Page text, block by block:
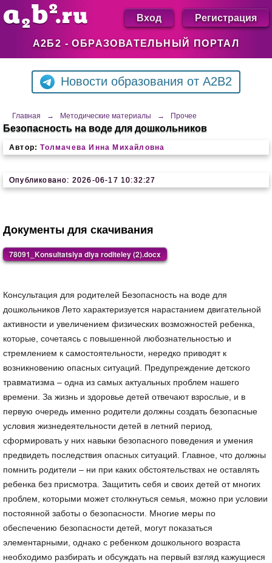
А2Б2 - ОБРАЗОВАТЕЛЬНЫЙ ПОРТАЛ
Вход Регистрация
Новости образования от A2B2
Главная → Методические материалы → Прочее
Безопасность на воде для дошкольников
Автор: Толмачева Инна Михайловна
Опубликовано: 2026-06-17 10:32:27
Документы для скачивания
78091_Konsultatsiya dlya roditeley (2).docx
Консультация для родителей Безопасность на воде для
дошкольников Лето характеризуется нарастанием двигательной
активности и увеличением физических возможностей ребенка,
которые, сочетаясь с повышенной любознательностью и
стремлением к самостоятельности, нередко приводят к
возникновению опасных ситуаций. Предупреждение детского
травматизма – одна из самых актуальных проблем нашего
времени. За жизнь и здоровье детей отвечают взрослые, и в
первую очередь именно родители должны создать безопасные
условия жизнедеятельности детей в летний период,
сформировать у них навыки безопасного поведения и умения
предвидеть последствия опасных ситуаций. Главное, что должны
помнить родители – ни при каких обстоятельствах не оставлять
ребенка без присмотра. Защитить себя и своих детей от многих
проблем, которыми может столкнуться семья, можно при условии
постоянной заботы о безопасности. Многие меры по
обеспечению безопасности детей, могут показаться
элементарными, однако с ребенком дошкольного возраста
необходимо разбирать и обсуждать на первый взгляд кажущиеся